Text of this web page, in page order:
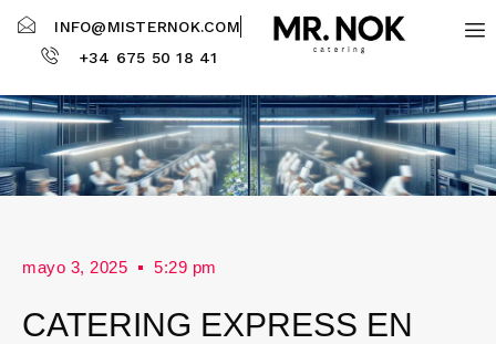
INFO@MISTERNOK.COM
+34 675 50 18 41
mayo 3, 2025 5:29 pm
CATERING EXPRESS EN